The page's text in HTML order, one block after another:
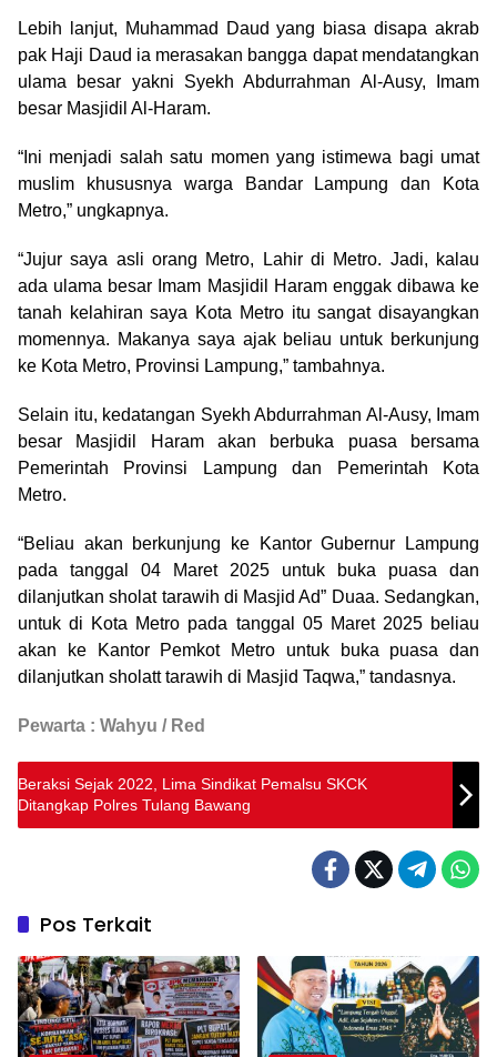
Lebih lanjut, Muhammad Daud yang biasa disapa akrab
pak Haji Daud ia merasakan bangga dapat mendatangkan
ulama besar yakni Syekh Abdurrahman Al-Ausy, Imam
besar Masjidil Al-Haram.
“Ini menjadi salah satu momen yang istimewa bagi umat
muslim khususnya warga Bandar Lampung dan Kota
Metro,” ungkapnya.
“Jujur saya asli orang Metro, Lahir di Metro. Jadi, kalau
ada ulama besar Imam Masjidil Haram enggak dibawa ke
tanah kelahiran saya Kota Metro itu sangat disayangkan
momennya. Makanya saya ajak beliau untuk berkunjung
ke Kota Metro, Provinsi Lampung,” tambahnya.
Selain itu, kedatangan Syekh Abdurrahman Al-Ausy, Imam
besar Masjidil Haram akan berbuka puasa bersama
Pemerintah Provinsi Lampung dan Pemerintah Kota
Metro.
“Beliau akan berkunjung ke Kantor Gubernur Lampung
pada tanggal 04 Maret 2025 untuk buka puasa dan
dilanjutkan sholat tarawih di Masjid Ad” Duaa. Sedangkan,
untuk di Kota Metro pada tanggal 05 Maret 2025 beliau
akan ke Kantor Pemkot Metro untuk buka puasa dan
dilanjutkan sholatt tarawih di Masjid Taqwa,” tandasnya.
Pewarta : Wahyu / Red
Beraksi Sejak 2022, Lima Sindikat Pemalsu SKCK
Ditangkap Polres Tulang Bawang
Pos Terkait